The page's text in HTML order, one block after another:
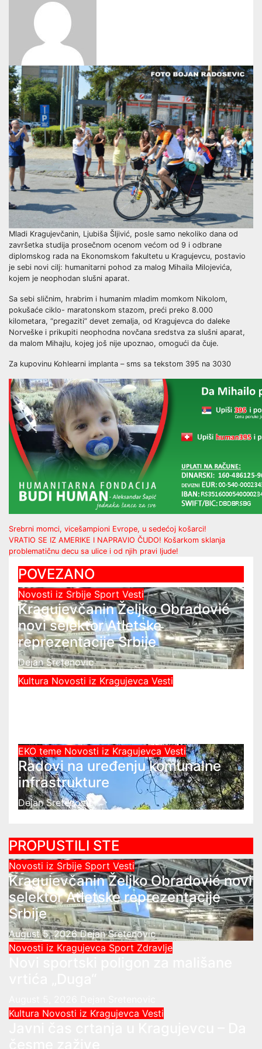
Mladi Kragujevčanin, Ljubiša Šljivić, posle samo nekoliko dana od
završetka studija prosečnom ocenom većom od 9 i odbrane
diplomskog rada na Ekonomskom fakultetu u Kragujevcu, postavio
je sebi novi cilj: humanitarni pohod za malog Mihaila Milojevića,
kojem je neophodan slušni aparat.
Sa sebi sličnim, hrabrim i humanim mladim momkom Nikolom,
pokušaće ciklo- maratonskom stazom, preći preko 8.000
kilometara, “pregaziti” devet zemalja, od Kragujevca do daleke
Norveške i prikupiti neophodna novčana sredstva za slušni aparat,
da malom Mihajlu, kojeg još nije upoznao, omogući da čuje.
Za kupovinu Kohlearni implanta – sms sa tekstom 395 na 3030
Post
navigation
Srebrni momci, vicešampioni Evrope, u sedećoj košarci!
VRATIO SE IZ AMERIKE I NAPRAVIO ČUDO! Košarkom sklanja
problematičnu decu sa ulice i od njih pravi ljude!
POVEZANO
Novosti iz Srbije Sport Vesti
Kragujevčanin Željko Obradović
novi selektor Atletske
reprezentacije Srbije
Dejan Sretenovic
Kultura Novosti iz Kragujevca Vesti
EKO teme Novosti iz Kragujevca Vesti
Radovi na uređenju komunalne
infrastrukture
Dejan Sretenovic
PROPUSTILI STE
Novosti iz Srbije Sport Vesti
Kragujevčanin Željko Obradović novi
selektor Atletske reprezentacije
Srbije
August 5, 2026Dejan Sretenovic
Novosti iz Kragujevca Sport Zdravlje
Kultura Novosti iz Kragujevca Vesti